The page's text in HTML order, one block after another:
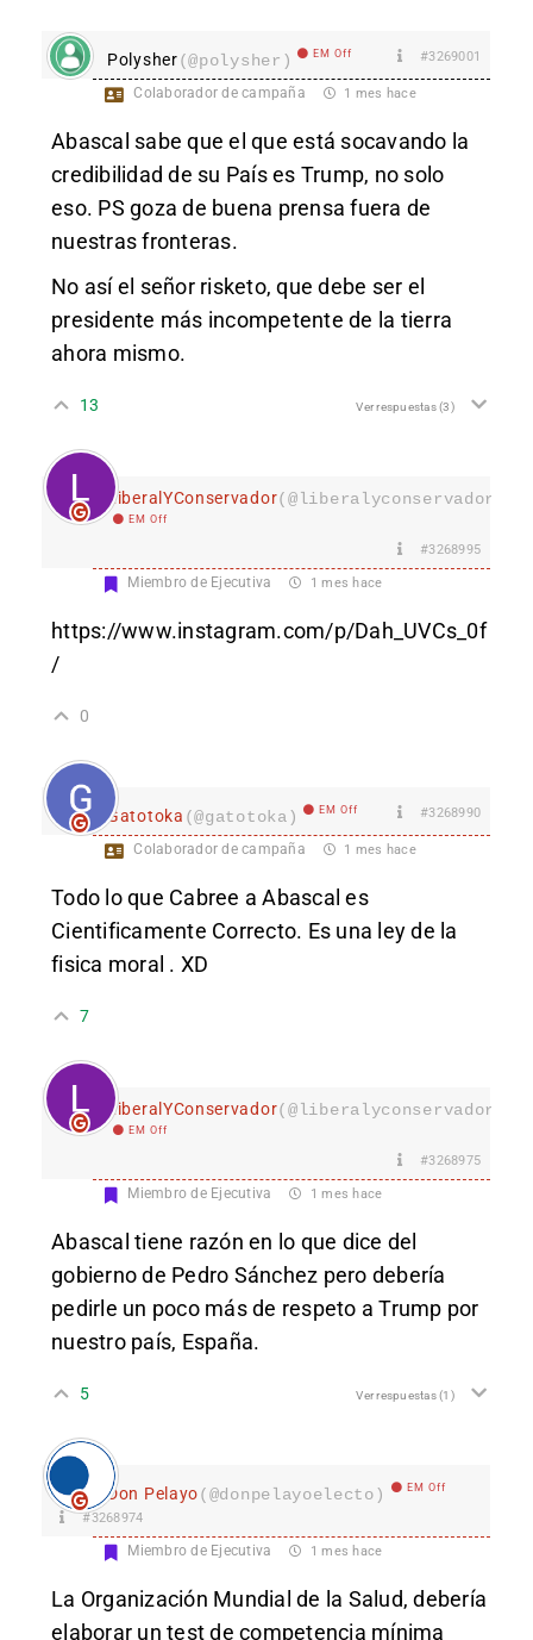
Polysher(@polysher) EM Off #3269001
Colaborador de campaña 1 mes hace
Abascal sabe que el que está socavando la
credibilidad de su País es Trump, no solo
eso. PS goza de buena prensa fuera de
nuestras fronteras.
No así el señor risketo, que debe ser el
presidente más incompetente de la tierra
ahora mismo.
13 Ver respuestas(3)
LiberalYConservador
EM Off
#3268995
Miembro de Ejecutiva 1 mes hace
https://www.instagram.com/p/Dah_UVCs_0f
/
0
Gatotoka (@gatotoka) EM Off #3268990
Colaborador de campaña 1 mes hace
Todo lo que Cabree a Abascal es
Cientificamente Correcto. Es una ley de la
fisica moral . XD
7
LiberalYConservador
EM Off
#3268975
Miembro de Ejecutiva 1 mes hace
Abascal tiene razón en lo que dice del
gobierno de Pedro Sánchez pero debería
pedirle un poco más de respeto a Trump por
nuestro país, España.
5 Ver respuestas(1)
Don Pelayo(@donpelayoelecto) EM Off
#3268974
Miembro de Ejecutiva 1 mes hace
La Organización Mundial de la Salud, debería
elaborar un test de competencia mínima